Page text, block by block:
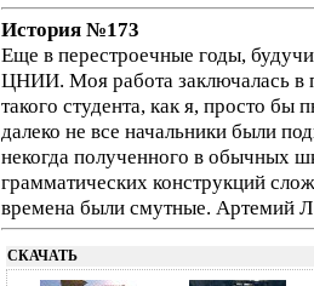
История №173
Еще в перестроечные годы,
ЦНИИ. Моя работа заключалась в
такого студента, как я, просто бы
далеко не все начальники были
некогда полученного в обычных
грамматических конструкций
времена были смутные. Артемий
СКАЧАТЬ